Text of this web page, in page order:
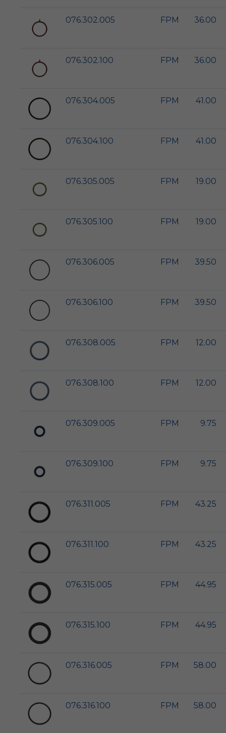
076.302.005 FPM 36.00
076.302.100 FPM 36.00
076.304.005 FPM 41.00
076.304.100 FPM 41.00
076.305.005 FPM 19.00
076.305.100 FPM 19.00
076.306.005 FPM 39.50
076.306.100 FPM 39.50
076.308.005 FPM 12.00
076.308.100 FPM 12.00
076.309.005 FPM 9.75
076.309.100 FPM 9.75
076.311.005 FPM 43.25
076.311.100 FPM 43.25
076.315.005 FPM 44.95
076.315.100 FPM 44.95
076.316.005 FPM 58.00
076.316.100 FPM 58.00